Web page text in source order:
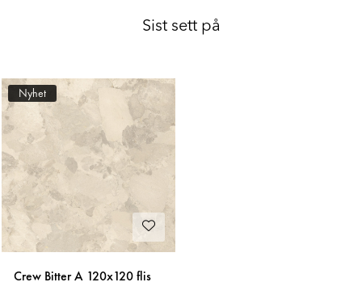
Sist sett på
Nyhet
Crew Bitter A 120x120 flis